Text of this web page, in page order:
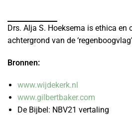
Drs. Alja S. Hoeksema is ethica en
achtergrond van de
Bronnen:
www.wijdekerk.nl
www.gilbertbaker.com
De Bijbel: NBV21 vertaling